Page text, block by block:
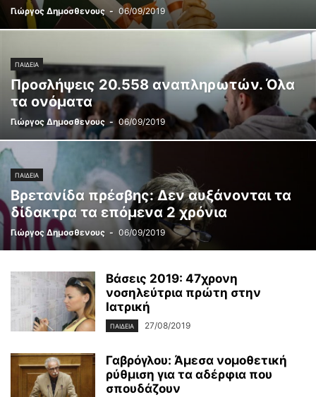
Γιώργος Δημοσθενους - 06/09/2019
ΠΑΙΔΕΊΑ
Προσλήψεις 20.558 αναπληρωτών. Όλα
τα ονόματα
Γιώργος Δημοσθενους - 06/09/2019
ΠΑΙΔΕΊΑ
Βρετανίδα πρέσβης: Δεν αυξάνονται τα
δίδακτρα τα επόμενα 2 χρόνια
Γιώργος Δημοσθενους - 06/09/2019
Βάσεις 2019: 47χρονη
νοσηλεύτρια πρώτη στην
Ιατρική
ΠΑΙΔΕΊΑ 27/08/2019
Γαβρόγλου: Άμεσα νομοθετική
ρύθμιση για τα αδέρφια που
σπουδάζουν